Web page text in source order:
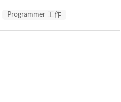
Programmer 工作